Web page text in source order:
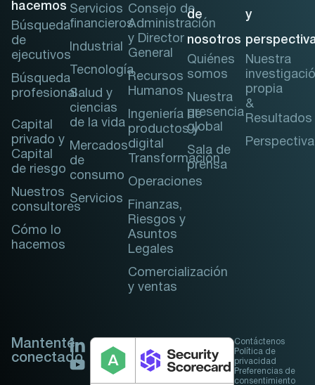
hacemos
Búsqueda
de
ejecutivos
Búsqueda
profesional
Capital
privado y
Capital
de riesgo
Nuestros
consultores
Cómo lo
hacemos
Servicios
financieros
Industrial
Tecnología
Salud y
ciencias
de la vida
Mercados
de
consumo
Servicios
Consejo de
Administración
y Director
General
Recursos
Humanos
Ingeniería de
productos y
digital
Transformación
Operaciones
Finanzas,
Riesgos y
Asuntos
Legales
Comercialización
y ventas
de
nosotros
Quiénes
somos
Nuestra
presencia
global
Sala de
prensa
y
Nuestra
propia
&
Resultados
Mantente
conectado
Contáctenos
Política de
privacidad
Preferencias de
consentimiento